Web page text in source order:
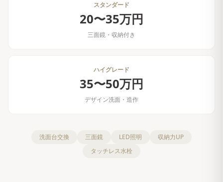
スタンダード
20〜35万円
三面鏡・収納付き
ハイグレード
35〜50万円
デザイン洗面・造作
洗面台交換 三面鏡 LED照明
収納力UP
タッチレス水栓